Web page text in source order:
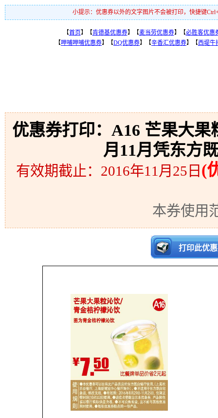
小提示：优惠券以外的文字图片不会被打印，快捷键
【首页】【肯德基优惠券】【麦当劳优惠券】【必胜客优惠
【呷哺呷哺优惠券】【DQ优惠券】【辛香汇优惠券】【西堤牛
优惠券打印：A16 芒果大果
月11月凭东方
有效期截止：2016年11月25日 (
本券使用